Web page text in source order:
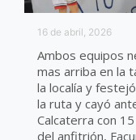
16 de abril, 2026
Ambos equipos
mas arriba en la
la localía y
la ruta y cayó
Calcaterra con
del anfitrión,